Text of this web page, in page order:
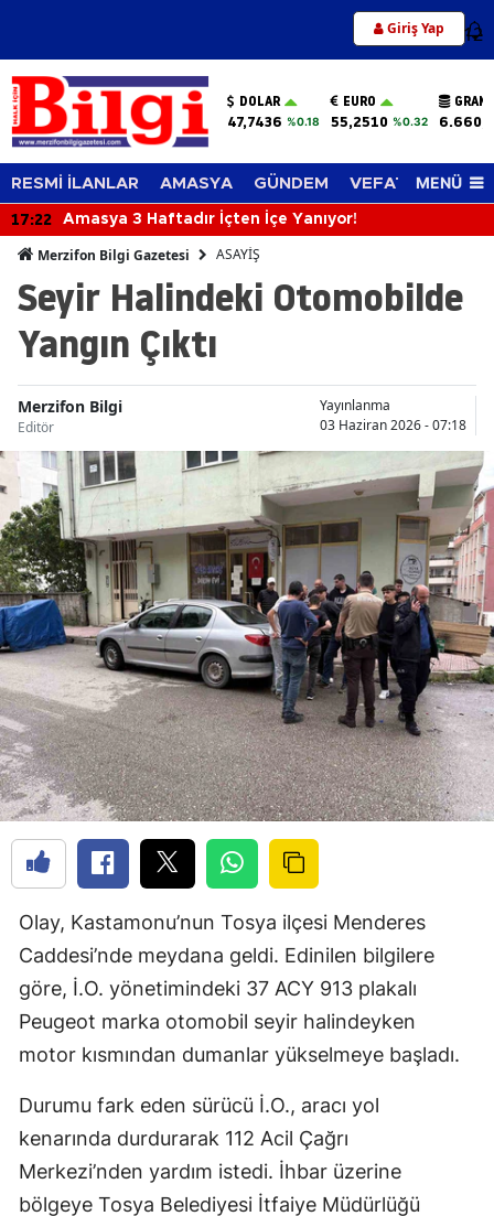
Giriş Yap 12
DOLAR
47,7436 %0.18
EURO
55,2510 %0.32
RESMİ İLANLAR AMASYA GÜNDEM VEFAT EDENLER
MENÜ
17:22 Amasya 3 Haftadır İçten İçe Yanıyor!
Merzifon Bilgi Gazetesi ASAYİŞ
Seyir Halindeki Otomobilde
Yangın Çıktı
Merzifon Bilgi
Editör
Yayınlanma
03 Haziran 2026 - 07:18
Olay, Kastamonu’nun Tosya ilçesi Menderes
Caddesi’nde meydana geldi. Edinilen bilgilere
göre, İ.O. yönetimindeki 37 ACY 913 plakalı
Peugeot marka otomobil seyir halindeyken
motor kısmından dumanlar yükselmeye başladı.
Durumu fark eden sürücü İ.O., aracı yol
kenarında durdurarak 112 Acil Çağrı
Merkezi’nden yardım istedi. İhbar üzerine
bölgeye Tosya Belediyesi İtfaiye Müdürlüğü